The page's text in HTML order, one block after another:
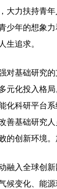
大力扶持青
少年的想象
生追求。
对基础研究
元化投入格
化科研平台
善基础研究
的创新环境。
融入全球创
候变化、能